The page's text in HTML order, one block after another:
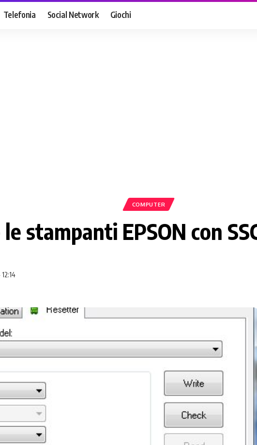
Telefonia Social Network Giochi
COMPUTER
stampanti EPSON con